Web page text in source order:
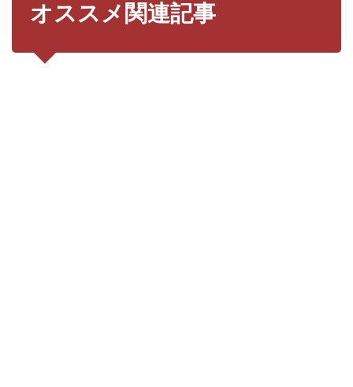
オススメ関連記事